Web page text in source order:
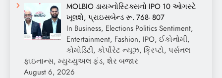
MOLBIO ડાયગ્નોસ્ટિક્સનો IPO 10 ઓગસ્ટે
ખૂલશે, પ્રાઇસબેન્ડ રૂ. 768- 807
In Business, Elections Politics Sentiment,
Entertainment, Fashion, IPO, ઈકોનોમી,
કોમોડિટી, કોર્પોરેટ ન્યૂઝ, ક્રિપ્ટો, પર્સનલ
ફાઇનાન્સ, મ્યુચ્યુઅલ ફંડ, શેર બજાર
August 6, 2026